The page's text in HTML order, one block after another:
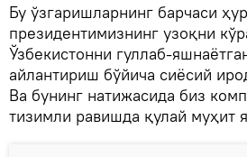
Бу ўзгаришларнинг барчаси
президентимизнинг узоқни
Ўзбекистонни гуллаб-
айлантириш бўйича сиёсий
Ва бунинг натижасида биз
тизимли равишда қулай муҳит